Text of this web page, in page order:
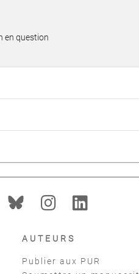
en question
AUTEURS
Publier aux PUR